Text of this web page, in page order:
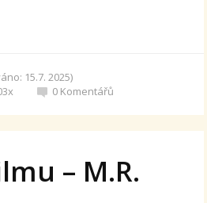
15.7. 2025)
0 Komentářů
– M.R.